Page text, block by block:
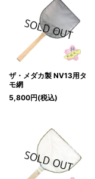
ザ・メダカ製 NV13用タ
モ網
5,800円(税込)